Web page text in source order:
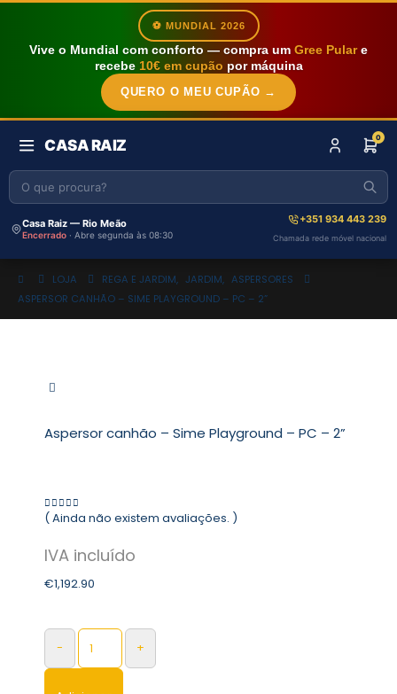
⚽ MUNDIAL 2026
Vive o Mundial com conforto — compra um Gree Pulare
recebe 10€ em cupão por máquina
QUERO O MEU CUPÃO →
CASA RAIZ 0
Casa Raiz — Rio Meão
Encerrado · Abre segunda às 08:30
+351 934 443 239
Chamada rede móvel nacional
LOJA REGA E JARDIM, JARDIM, ASPERSORES
ASPERSOR CANHÃO – SIME PLAYGROUND – PC – 2”
Aspersor canhão – Sime Playground – PC – 2”
0 out of 5
( Ainda não existem avaliações. )
€1,192.90
- +